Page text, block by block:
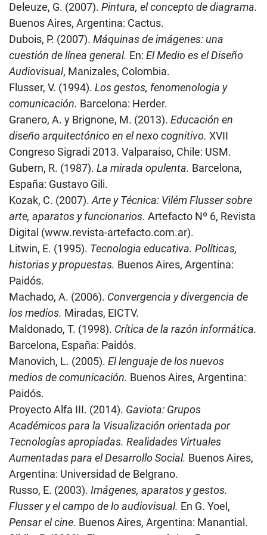
Deleuze, G. (2007). Pintura, el concepto de diagrama.
Buenos Aires, Argentina: Cactus.
Dubois, P. (2007). Máquinas de imágenes: una
cuestión de línea general. En: El Medio es el Diseño
Audiovisual, Manizales, Colombia.
Flusser, V. (1994). Los gestos, fenomenologia y
comunicación. Barcelona: Herder.
Granero, A. y Brignone, M. (2013). Educación en
diseño arquitectónico en el nexo cognitivo. XVII
Congreso Sigradi 2013. Valparaiso, Chile: USM.
Gubern, R. (1987). La mirada opulenta. Barcelona,
España: Gustavo Gili.
Kozak, C. (2007).Arte y Técnica: Vilém Flusser sobre
arte, aparatos y funcionarios. Artefacto Nº 6, Revista
Digital (www.revista-artefacto.com.ar).
Litwin, E. (1995). Tecnologia educativa. Políticas,
historias y propuestas. Buenos Aires, Argentina:
Paidós.
Machado, A. (2006). Convergencia y divergencia de
los medios. Miradas, EICTV.
Maldonado, T. (1998). Crítica de la razón informática.
Barcelona, España: Paidós.
Manovich, L. (2005). El lenguaje de los nuevos
medios de comunicación. Buenos Aires, Argentina:
Paidós.
Proyecto Alfa III. (2014). Gaviota: Grupos
Académicos para la Visualización orientada por
Tecnologías apropiadas. Realidades Virtuales
Aumentadas para el Desarrollo Social. Buenos Aires,
Argentina: Universidad de Belgrano.
Russo, E. (2003). Imágenes, aparatos y gestos.
Flusser y el campo de lo audiovisual. En G. Yoel,
Pensar el cine. Buenos Aires, Argentina: Manantial.